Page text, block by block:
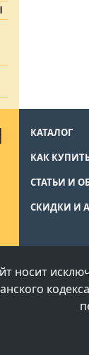
КАТАЛОГ
КАК
СТАТЬИ И
СКИДКИ И
носит